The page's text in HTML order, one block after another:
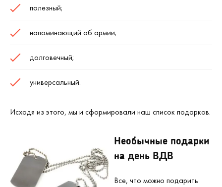
полезный;
напоминающий об армии;
долговечный;
универсальный.
Исходя из этого, мы и сформировали наш список подарков.
Необычные подарки
на день ВДВ
Все, что можно подарить